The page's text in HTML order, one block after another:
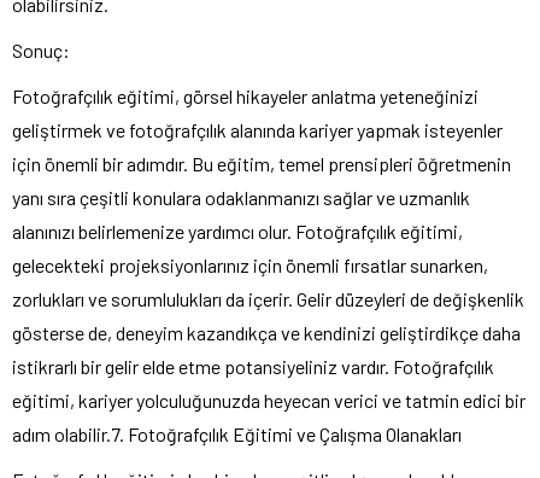
Sonuç:
Fotoğrafçılık eğitimi, görsel hikayeler anlatma yeteneğinizi
geliştirmek ve fotoğrafçılık alanında kariyer yapmak isteyenler
için önemli bir adımdır. Bu eğitim, temel prensipleri öğretmenin
yanı sıra çeşitli konulara odaklanmanızı sağlar ve uzmanlık
alanınızı belirlemenize yardımcı olur. Fotoğrafçılık eğitimi,
gelecekteki projeksiyonlarınız için önemli fırsatlar sunarken,
zorlukları ve sorumlulukları da içerir. Gelir düzeyleri de değişkenlik
gösterse de, deneyim kazandıkça ve kendinizi geliştirdikçe daha
istikrarlı bir gelir elde etme potansiyeliniz vardır. Fotoğrafçılık
eğitimi, kariyer yolculuğunuzda heyecan verici ve tatmin edici bir
adım olabilir.7. Fotoğrafçılık Eğitimi ve Çalışma Olanakları